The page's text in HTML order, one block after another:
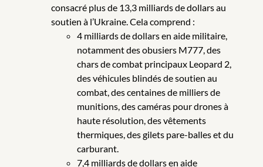
consacré plus de 13,3 milliards de dollars au
soutien à l’Ukraine. Cela comprend :
4 milliards de dollars en aide militaire,
notamment des obusiers M777, des
chars de combat principaux Leopard 2,
des véhicules blindés de soutien au
combat, des centaines de milliers de
munitions, des caméras pour drones à
haute résolution, des vêtements
thermiques, des gilets pare-balles et du
carburant.
7,4 milliards de dollars en aide